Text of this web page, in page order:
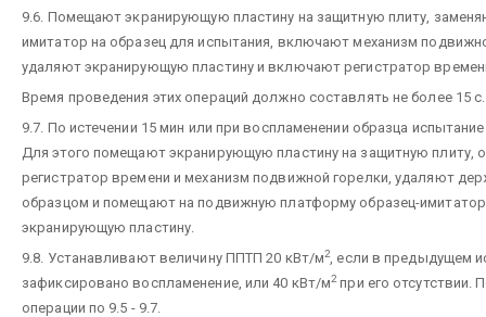
9.6. Помещают экранирующую пластину на защитную плиту,
имитатор на образец для испытания, включают механизм
удаляют экранирующую пластину и включают регистратор
Время проведения этих операций должно составлять не более 15 с.
9.7. По истечении 15 мин или при воспламенении образца
Для этого помещают экранирующую пластину на защитную плиту,
регистратор времени и механизм подвижной горелки, удаляют
образцом и помещают на подвижную платформу образец-
экранирующую пластину.
9.8. Устанавливают величину ППТП 20 кВт/м2, если в предыдущем
зафиксировано воспламенение, или 40 кВт/м2при его отсутствии.
операции по 9.5 - 9.7.